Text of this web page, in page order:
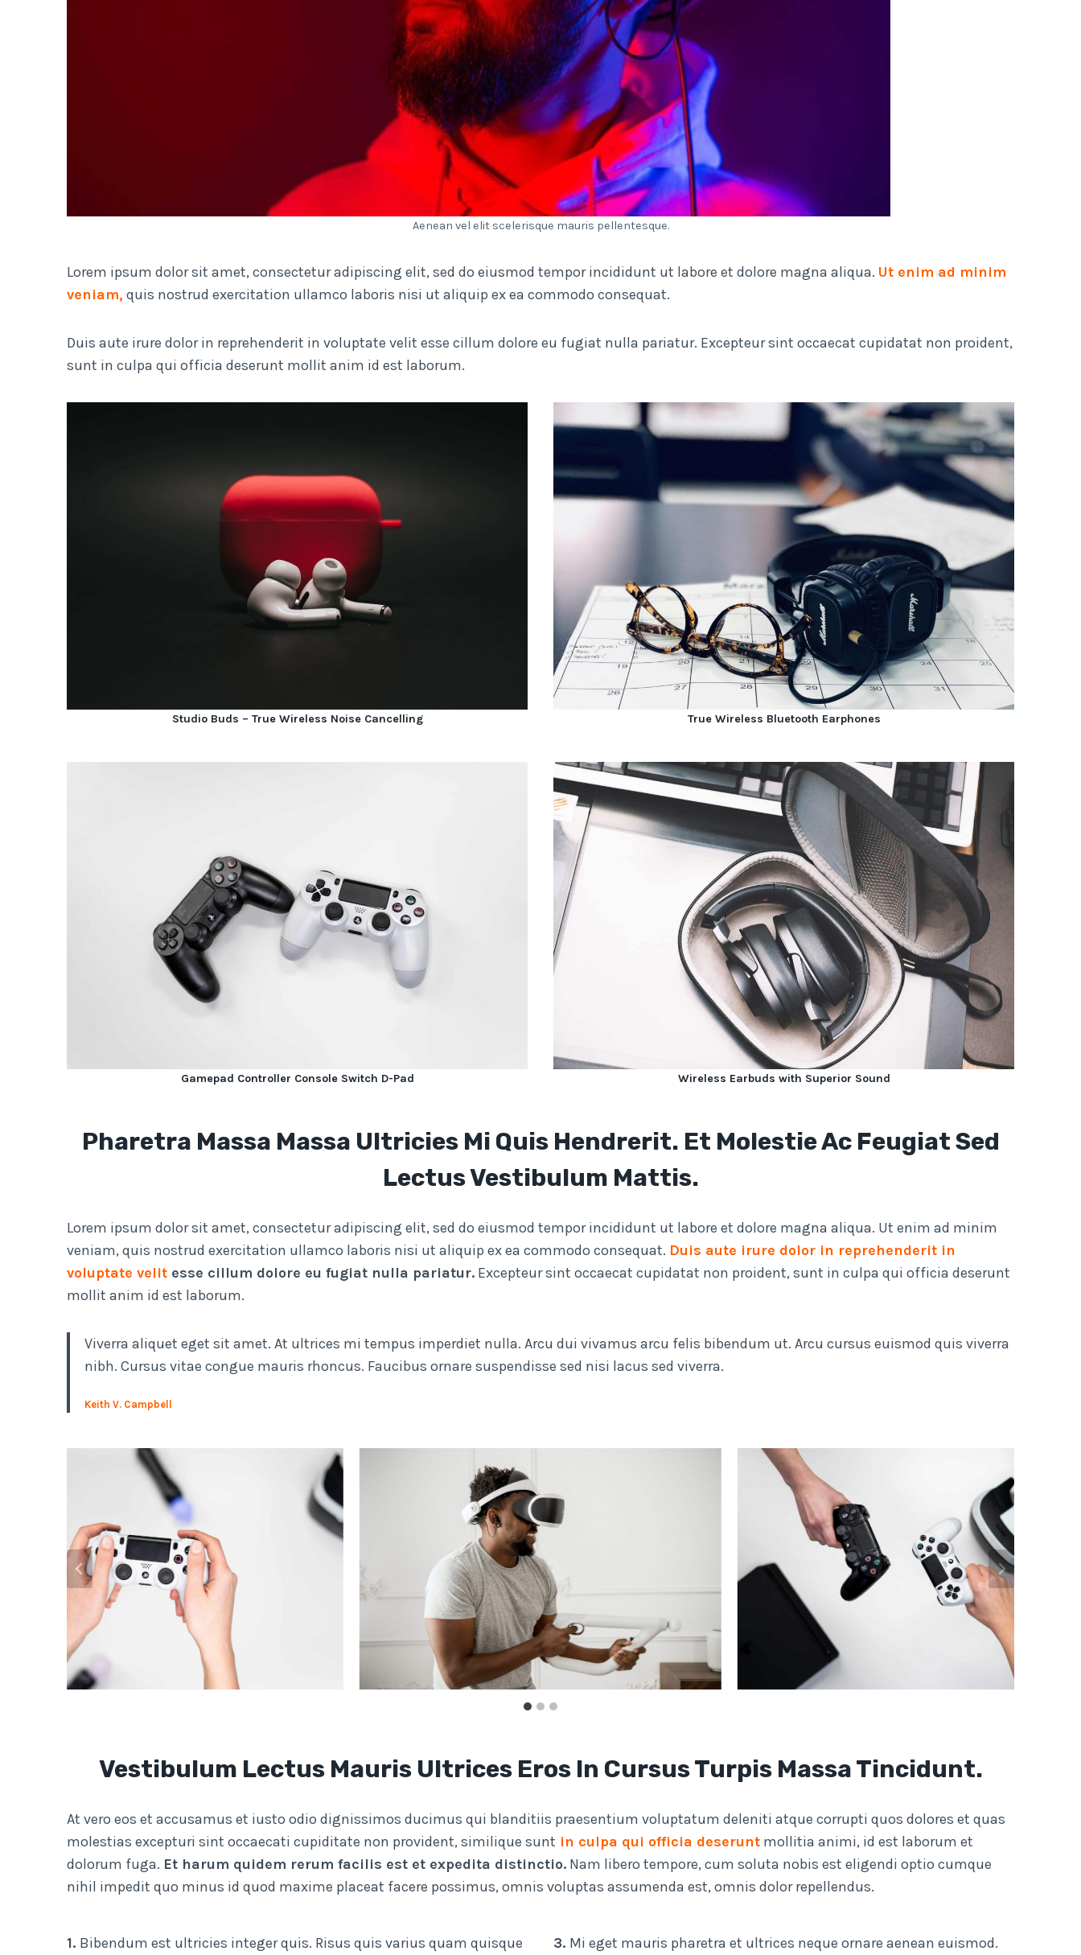
Aenean vel elit scelerisque mauris pellentesque.
Lorem ipsum dolor sit amet, consectetur adipiscing elit, sed do eiusmod tempor incididunt ut labore et dolore magna aliqua. Ut enim ad minim
veniam, quis nostrud exercitation ullamco laboris nisi ut aliquip ex ea commodo consequat.
Duis aute irure dolor in reprehenderit in voluptate velit esse cillum dolore eu fugiat nulla pariatur. Excepteur sint occaecat cupidatat non proident,
sunt in culpa qui officia deserunt mollit anim id est laborum.
Studio Buds – True Wireless Noise Cancelling True Wireless Bluetooth Earphones
Gamepad Controller Console Switch D-Pad Wireless Earbuds with Superior Sound
Pharetra Massa Massa Ultricies Mi Quis Hendrerit. Et Molestie Ac Feugiat Sed
Lectus Vestibulum Mattis.
Lorem ipsum dolor sit amet, consectetur adipiscing elit, sed do eiusmod tempor incididunt ut labore et dolore magna aliqua. Ut enim ad minim
veniam, quis nostrud exercitation ullamco laboris nisi ut aliquip ex ea commodo consequat. Duis aute irure dolor in reprehenderit in
voluptate velit esse cillum dolore eu fugiat nulla pariatur. Excepteur sint occaecat cupidatat non proident, sunt in culpa qui officia deserunt
mollit anim id est laborum.
Viverra aliquet eget sit amet. At ultrices mi tempus imperdiet nulla. Arcu dui vivamus arcu felis bibendum ut. Arcu cursus euismod quis viverra
nibh. Cursus vitae congue mauris rhoncus. Faucibus ornare suspendisse sed nisi lacus sed viverra.
Keith V. Campbell
Vestibulum Lectus Mauris Ultrices Eros In Cursus Turpis Massa Tincidunt.
At vero eos et accusamus et iusto odio dignissimos ducimus qui blanditiis praesentium voluptatum deleniti atque corrupti quos dolores et quas
molestias excepturi sint occaecati cupiditate non provident, similique sunt in culpa qui officia deserunt mollitia animi, id est laborum et
dolorum fuga. Et harum quidem rerum facilis est et expedita distinctio. Nam libero tempore, cum soluta nobis est eligendi optio cumque
nihil impedit quo minus id quod maxime placeat facere possimus, omnis voluptas assumenda est, omnis dolor repellendus.
1. Bibendum est ultricies integer quis. Risus quis varius quam quisque 3. Mi eget mauris pharetra et ultrices neque ornare aenean euismod.